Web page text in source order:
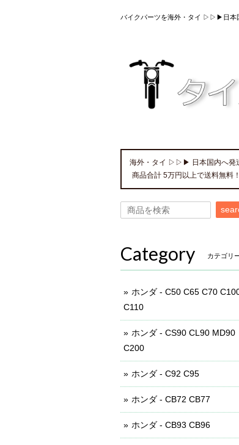
バイクパーツを海外・タイ ▷▷▶日本
海外・タイ ▷▷▶ 日本国内へ発
商品合計 5万円以上で送料無料！
Category カテゴリ
ホンダ - C50 C65 C70
C110
ホンダ - CS90 CL90 MD90
C200
ホンダ - C92 C95
ホンダ - CB72 CB77
ホンダ - CB93 CB96